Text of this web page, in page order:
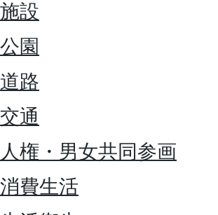
施設
公園
道路
交通
人権・男女共同参画
消費生活